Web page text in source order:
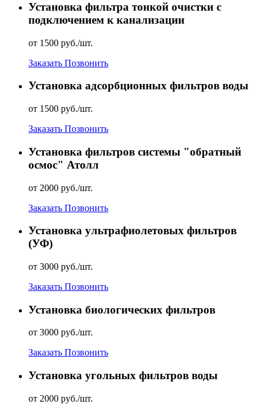
Установка фильтра тонкой очистки с
подключением к канализации
от 1500 руб./шт.
Заказать Позвонить
Установка адсорбционных фильтров воды
от 1500 руб./шт.
Заказать Позвонить
Установка фильтров системы "обратный
осмос" Атолл
от 2000 руб./шт.
Заказать Позвонить
Установка ультрафиолетовых фильтров
(УФ)
от 3000 руб./шт.
Заказать Позвонить
Установка биологических фильтров
от 3000 руб./шт.
Заказать Позвонить
Установка угольных фильтров воды
от 2000 руб./шт.